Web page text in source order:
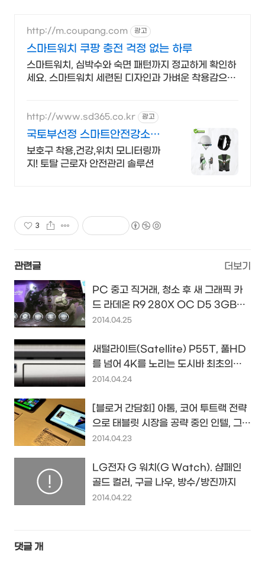
http://m.coupang.com 광고
스마트워치 쿠팡 충전 걱정 없는 하루
스마트워치, 심박수와 숙면 패턴까지 정교하게 확인하
세요. 스마트워치 세련된 디자인과 가벼운 착용감으로
http://www.sd365.co.kr 광고
국토부선정 스마트안전강소기
업 합리적인 가격, 무료 컨설팅
보호구 착용,건강,위치 모니터링까
지! 토탈 근로자 안전관리 솔루션
3
관련글 더보기
PC 중고 직거래, 청소 후 새 그래픽 카
드 라데온 R9 280X OC D5 3GB
Dual-X를 이식했습니다...
2014.04.25
새털라이트(Satellite) P55T, 풀HD
를 넘어 4K를 노리는 도시바 최초의
4K(3840 x 2160) 노트북
2014.04.24
[블로거 간담회] 아톰, 코어 투트랙 전략
으로 태블릿 시장을 공략 중인 인텔, 그들
의 고민을 듣다...
2014.04.23
LG전자 G 워치(G Watch). 샴페인
골드 컬러, 구글 나우, 방수/방진까지
2014.04.22
댓글 개